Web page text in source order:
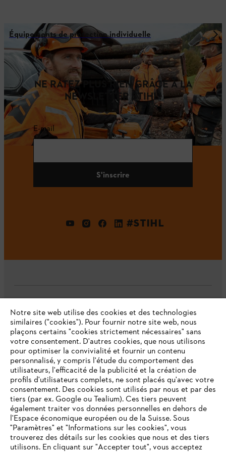
Équipements de protection individuelle
NE RATEZ PLUS RIEN GRÂCE À LA
NEWSLETTER STIHL!
E-mail
S'inscrire
#STIHL
L'Entreprise
Questions fréquentes
Service
VOTRE NAVIGATEUR INTERNET
N'EST PLUS PRIS EN CHARGE
Notre site web utilise des cookies et des technologies
similaires ("cookies"). Pour fournir notre site web, nous
plaçons certains "cookies strictement nécessaires" sans
votre consentement. D'autres cookies, que nous utilisons
pour optimiser la convivialité et fournir un contenu
personnalisé, y compris l'étude du comportement des
utilisateurs, l'efficacité de la publicité et la création de
profils d'utilisateurs complets, ne sont placés qu'avec votre
consentement. Des cookies sont utilisés par nous et par des
tiers (par ex. Google ou Tealium). Ces tiers peuvent
également traiter vos données personnelles en dehors de
l'Espace économique européen ou de la Suisse. Sous
"Paramètres" et "Informations sur les cookies", vous
trouverez des détails sur les cookies que nous et des tiers
utilisons. En cliquant sur "Accepter tout", vous acceptez